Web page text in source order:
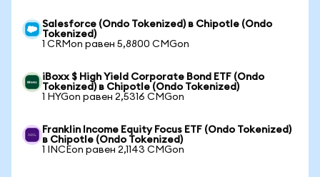
Salesforce (Ondo Tokenized) в Chipotle (Ondo
Tokenized)
1 CRMon равен 5,8800 CMGon
iBoxx $ High Yield Corporate Bond ETF (Ondo
Tokenized) в Chipotle (Ondo Tokenized)
1 HYGon равен 2,5316 CMGon
Franklin Income Equity Focus ETF (Ondo Tokenized)
в Chipotle (Ondo Tokenized)
1 INCEon равен 2,1143 CMGon